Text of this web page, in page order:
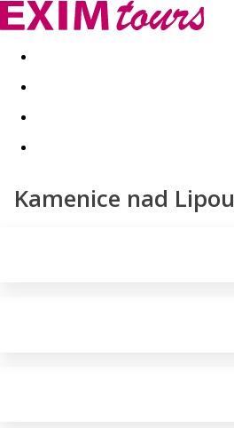
Akční nabídky Last minute
Kamenice nad Lipou